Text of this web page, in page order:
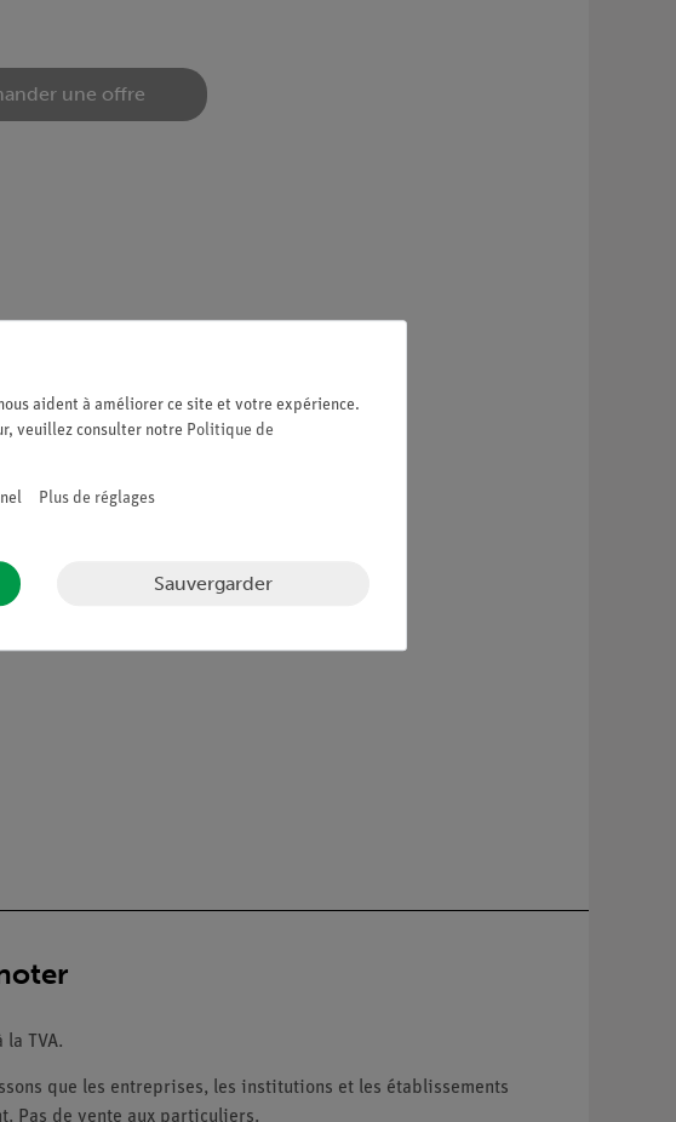
une offre
TVA.
que les entreprises, les institutions et les établissements
Pas de vente aux particuliers.
aident à améliorer ce site et votre expérience.
veuillez consulter notre Politique de
Plus de réglages
Sauvergarder